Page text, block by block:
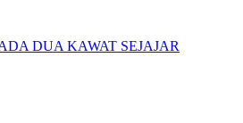
DUA KAWAT SEJAJAR